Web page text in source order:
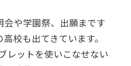
会や学園祭、出願まです
校も出てきています。
レットを使いこなせない